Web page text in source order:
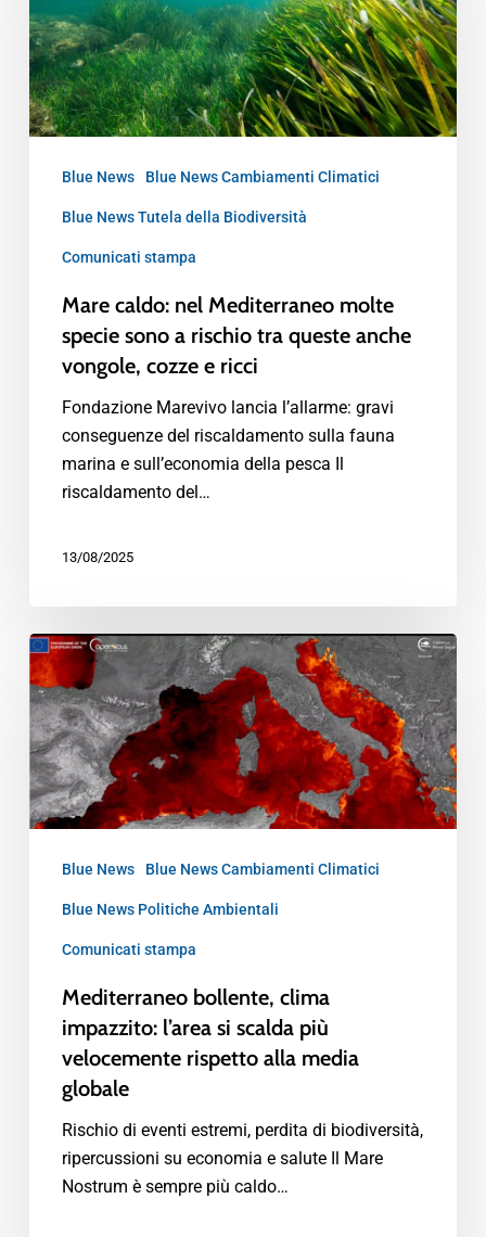
Blue News Blue News Cambiamenti Climatici
Blue News Tutela della Biodiversità
Comunicati stampa
Mare caldo: nel Mediterraneo molte
specie sono a rischio tra queste anche
vongole, cozze e ricci
Fondazione Marevivo lancia l’allarme: gravi
conseguenze del riscaldamento sulla fauna
marina e sull’economia della pesca Il
riscaldamento del…
13/08/2025
Blue News Blue News Cambiamenti Climatici
Blue News Politiche Ambientali
Comunicati stampa
Mediterraneo bollente, clima
impazzito: l’area si scalda più
velocemente rispetto alla media
globale
Rischio di eventi estremi, perdita di biodiversità,
ripercussioni su economia e salute Il Mare
Nostrum è sempre più caldo…